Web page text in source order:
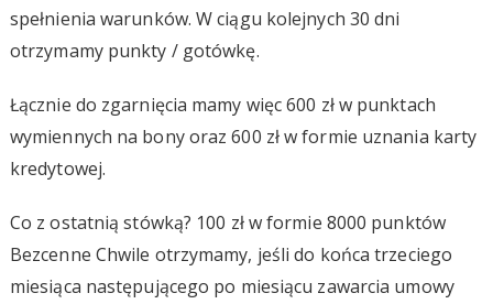
spełnienia warunków. W ciągu kolejnych 30 dni
otrzymamy punkty / gotówkę.
Łącznie do zgarnięcia mamy więc 600 zł w punktach
wymiennych na bony oraz 600 zł w formie uznania karty
kredytowej.
Co z ostatnią stówką? 100 zł w formie 8000 punktów
Bezcenne Chwile otrzymamy, jeśli do końca trzeciego
miesiąca następującego po miesiącu zawarcia umowy